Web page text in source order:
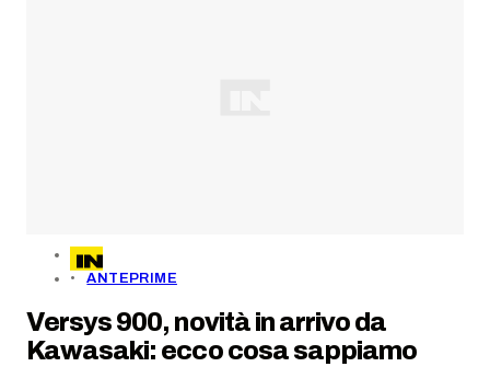
ANTEPRIME
Versys 900, novità in arrivo da
Kawasaki: ecco cosa sappiamo